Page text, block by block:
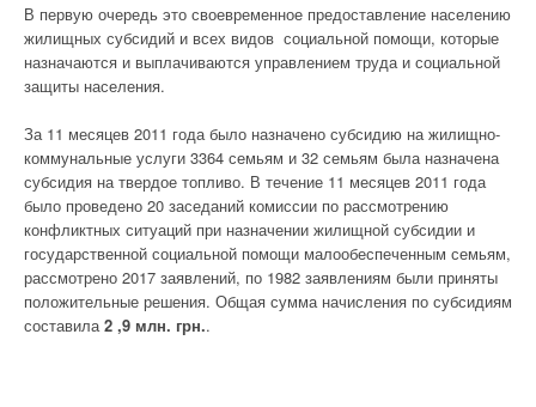
В первую очередь это своевременное предоставление населению
жилищных субсидий и всех видов социальной помощи, которые
назначаются и выплачиваются управлением труда и социальной
защиты населения.
За 11 месяцев 2011 года было назначено субсидию на жилищно-
коммунальные услуги 3364 семьям и 32 семьям была назначена
субсидия на твердое топливо. В течение 11 месяцев 2011 года
было проведено 20 заседаний комиссии по рассмотрению
конфликтных ситуаций при назначении жилищной субсидии и
государственной социальной помощи малообеспеченным семьям,
рассмотрено 2017 заявлений, по 1982 заявлениям были приняты
положительные решения. Общая сумма начисления по субсидиям
составила2 ,9 млн. грн..